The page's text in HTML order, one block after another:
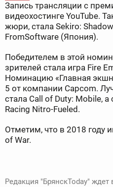
Запись трансляции с
видеохостинге YouTube.
жюри, стала Sekiro:
FromSoftware (Япония).
Победителем в этой
зрителей стала игра Fire
Номинацию «Главная
5 от компании Capcom.
стала Call of Duty: Mobile,
Racing Nitro-Fueled.
Отметим, что в 2018 году
of War.
Редакция "БрянскToday"